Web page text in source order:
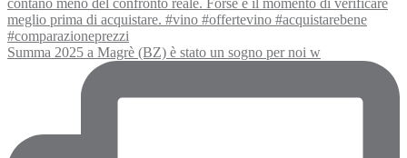
Summa 2025 a Magrè (BZ) è stato un sogno per noi w